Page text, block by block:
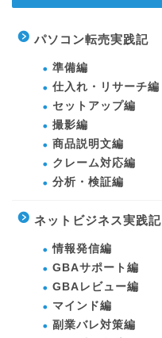
パソコン転売実践記
準備編
仕入れ・リサーチ編
セットアップ編
撮影編
商品説明文編
クレーム対応編
分析・検証編
ネットビジネス実践記
情報発信編
GBAサポート編
GBAレビュー編
マインド編
副業バレ対策編